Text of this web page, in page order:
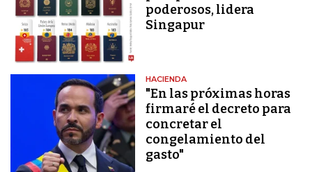
poderosos, lidera
Singapur
HACIENDA
"En las próximas horas
firmaré el decreto para
concretar el
congelamiento del
gasto"